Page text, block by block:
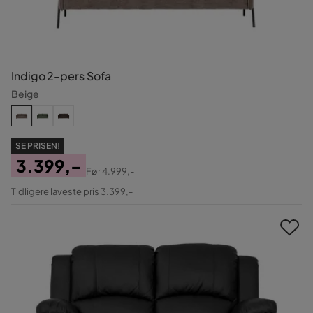
Indigo 2-pers Sofa
Beige
SE PRISEN!
Pris
3.399,-
Original
Før4.999,-
Tidligere laveste pris 3.399,-